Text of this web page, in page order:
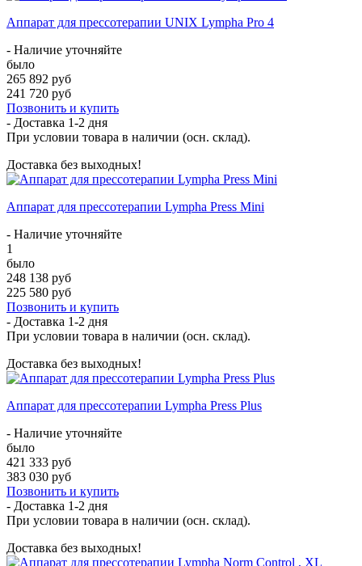
Аппарат для прессотерапии UNIX Lympha Pro 4
- Наличие уточняйте
было
265 892 руб
241 720 руб
Позвонить и купить
- Доставка 1-2 дня
При условии товара в наличии (осн. склад).
Доставка без выходных!
Аппарат для прессотерапии Lympha Press Mini
- Наличие уточняйте
1
было
248 138 руб
225 580 руб
Позвонить и купить
- Доставка 1-2 дня
При условии товара в наличии (осн. склад).
Доставка без выходных!
Аппарат для прессотерапии Lympha Press Plus
- Наличие уточняйте
было
421 333 руб
383 030 руб
Позвонить и купить
- Доставка 1-2 дня
При условии товара в наличии (осн. склад).
Доставка без выходных!